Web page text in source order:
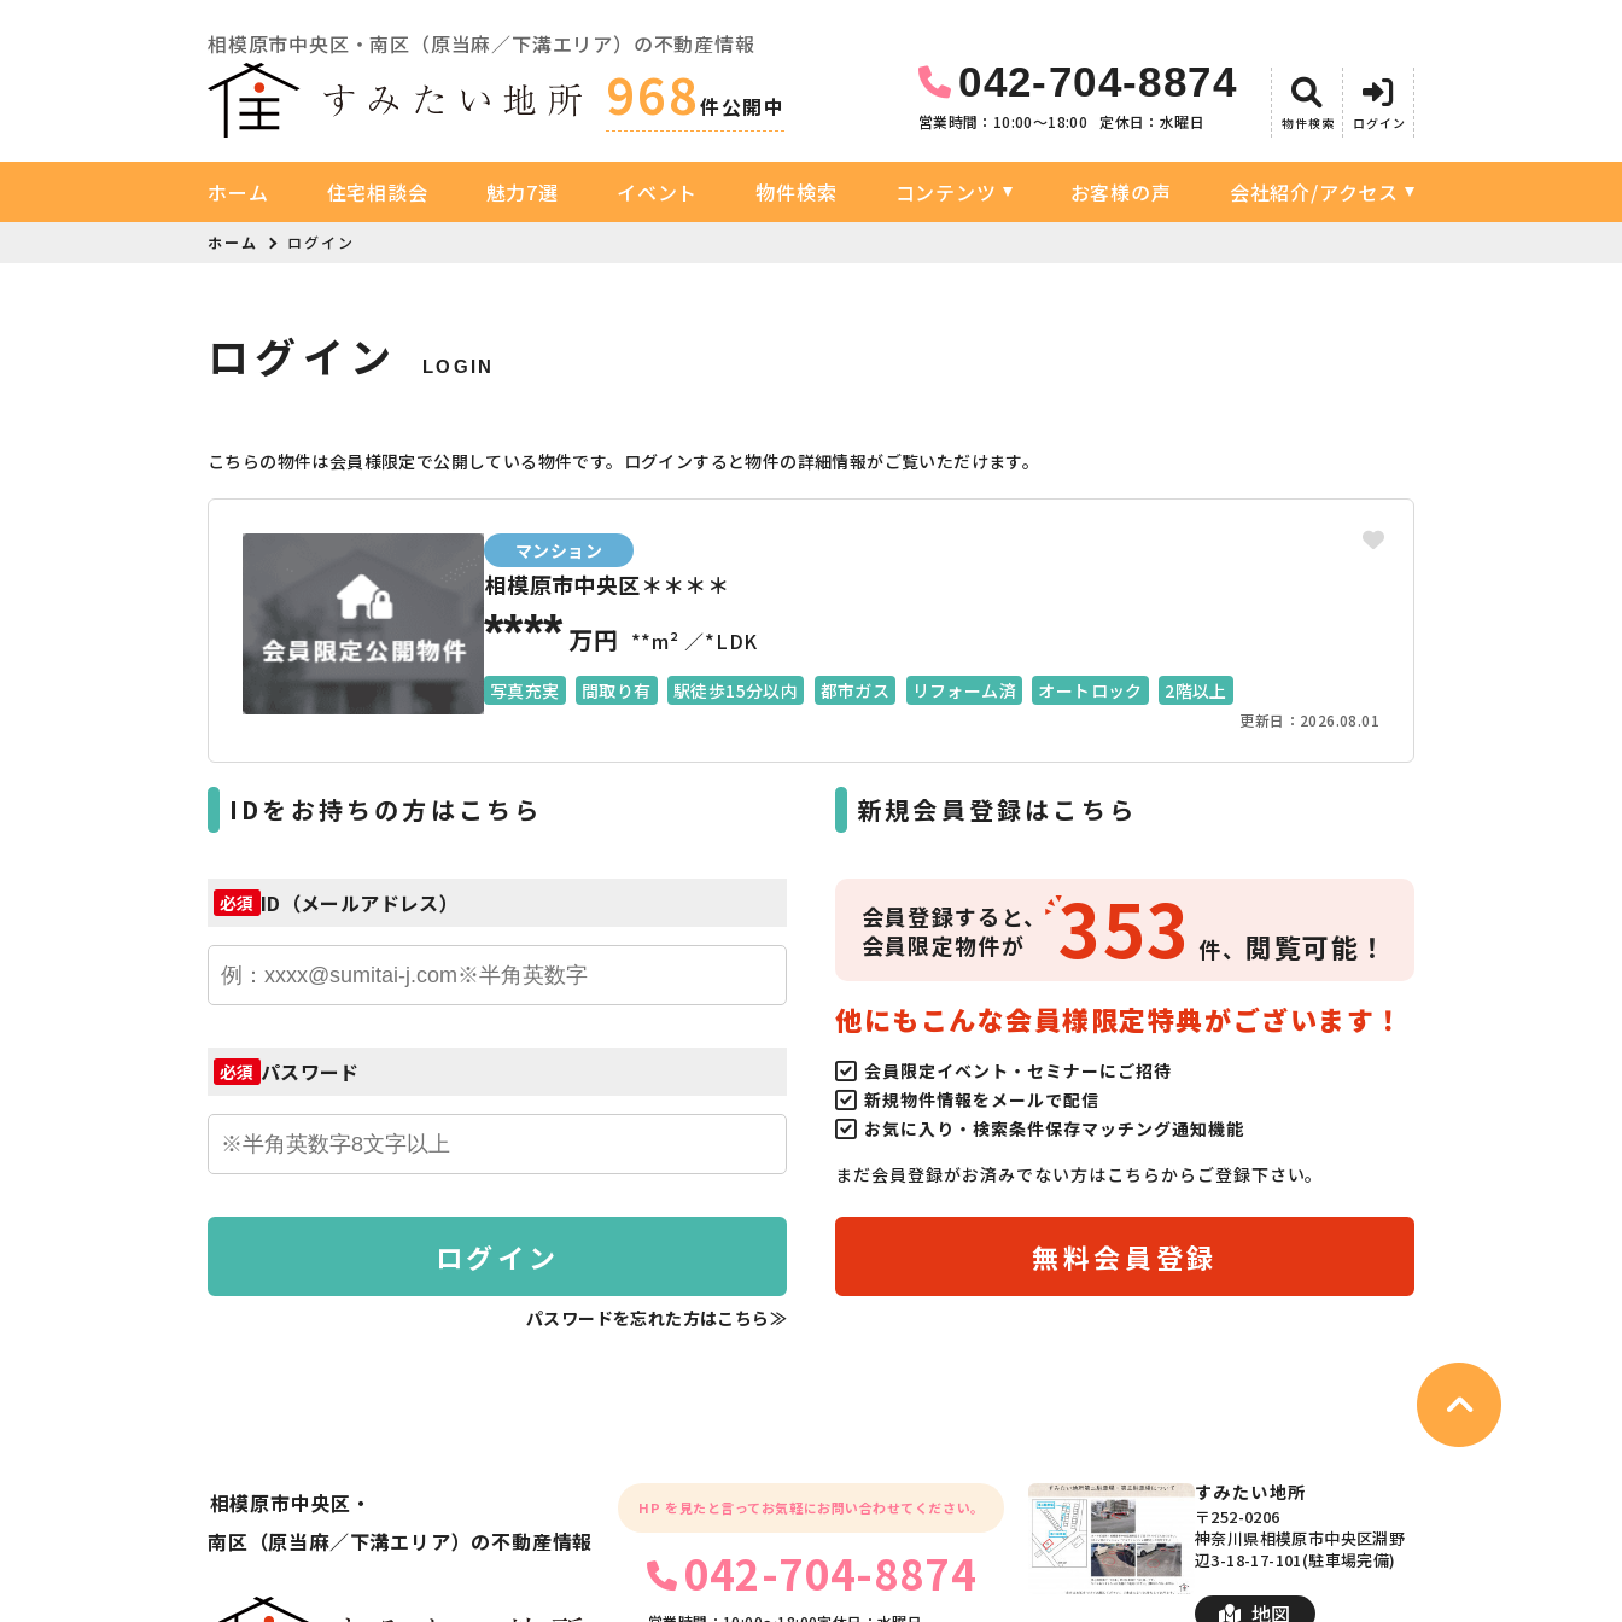
相模原市中央区・南区（原当麻／下溝エリア）の不動産情報
968件公開中
042-704-8874
営業時間：10:00〜18:00 定休日：水曜日 物件検索 ログイン
ホーム 住宅相談会 魅力7選 イベント 物件検索 コンテンツ お客様の声 会社紹介/アクセス
ホーム ログイン
ログイン LOGIN
こちらの物件は会員様限定で公開している物件です。ログインすると物件の詳細情報がご覧いただけます。
マンション
相模原市中央区＊＊＊＊
****万円 **m² *LDK
写真充実 間取り有 駅徒歩15分以内 都市ガス リフォーム済 オートロック 2階以上
更新日：2026.08.01
IDをお持ちの方はこちら
必須 ID（メールアドレス）
必須 パスワード
ログイン
パスワードを忘れた方はこちら≫
新規会員登録はこちら
会員登録すると、
会員限定物件が
353 件、 閲覧可能！
他にもこんな会員様限定特典がございます！
会員限定イベント・セミナーにご招待
新規物件情報をメールで配信
お気に入り・検索条件保存マッチング通知機能
まだ会員登録がお済みでない方はこちらからご登録下さい。
無料会員登録
相模原市中央区・
南区（原当麻／下溝エリア）の不動産情報
HP を見たと言ってお気軽にお問い合わせてください。
042-704-8874
すみたい地所
〒252-0206
神奈川県相模原市中央区淵野
辺3-18-17-101(駐車場完備)
地図